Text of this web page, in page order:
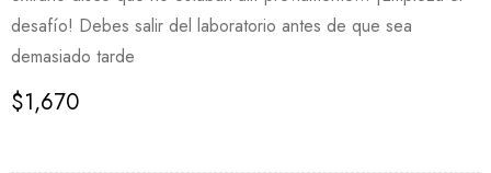
desafío! Debes salir del laboratorio antes de que sea
demasiado tarde
$1,670